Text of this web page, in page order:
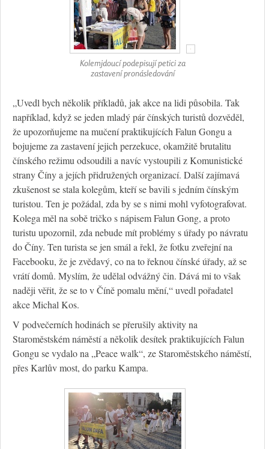
Kolemjdoucí podepisují petici za
zastavení pronásledování
„Uvedl bych několik příkladů, jak akce na lidi působila. Tak
například, když se jeden mladý pár čínských turistů dozvěděl,
že upozorňujeme na mučení praktikujících Falun Gongu a
bojujeme za zastavení jejich perzekuce, okamžitě brutalitu
čínského režimu odsoudili a navíc vystoupili z Komunistické
strany Číny a jejích přidružených organizací. Další zajímavá
zkušenost se stala kolegům, kteří se bavili s jedním čínským
turistou. Ten je požádal, zda by se s nimi mohl vyfotografovat.
Kolega měl na sobě tričko s nápisem Falun Gong, a proto
turistu upozornil, zda nebude mít problémy s úřady po návratu
do Číny. Ten turista se jen smál a řekl, že fotku zveřejní na
Facebooku, že je zvědavý, co na to řeknou čínské úřady, až se
vrátí domů. Myslím, že udělal odvážný čin. Dává mi to však
naději věřit, že se to v Číně pomalu mění,“ uvedl pořadatel
akce Michal Kos.
V podvečerních hodinách se přerušily aktivity na
Staroměstském náměstí a několik desítek praktikujících Falun
Gongu se vydalo na „Peace walk“, ze Staroměstského náměstí,
přes Karlův most, do parku Kampa.